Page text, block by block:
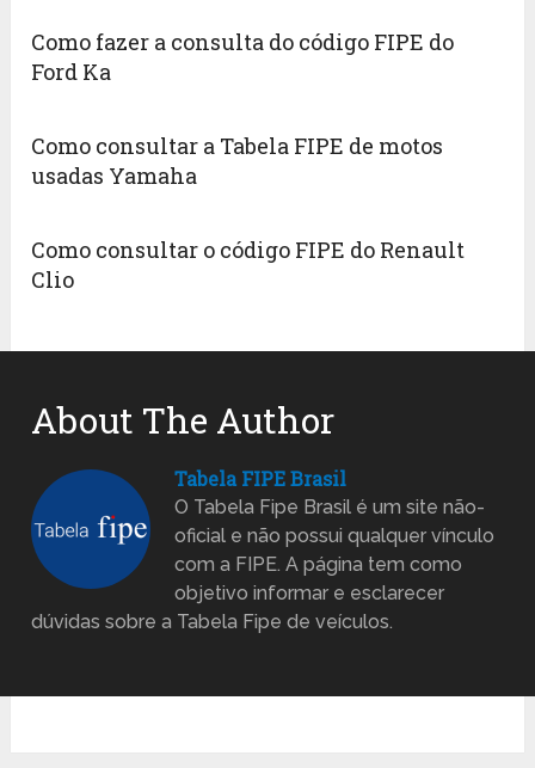
Como fazer a consulta do código FIPE do
Ford Ka
Como consultar a Tabela FIPE de motos
usadas Yamaha
Como consultar o código FIPE do Renault
Clio
About The Author
Tabela FIPE Brasil
O Tabela Fipe Brasil é um site não-
oficial e não possui qualquer vínculo
com a FIPE. A página tem como
objetivo informar e esclarecer
dúvidas sobre a Tabela Fipe de veículos.